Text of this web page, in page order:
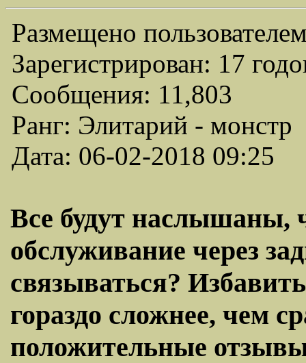
Размещено
Зарегистрирован: 17
Сообщения: 11,803
Ранг: Элитарий - монстр
Дата: 06-02-2018 09:25
Все будут наслышаны,
обслуживание через
связываться?
гораздо сложнее, чем
положительные